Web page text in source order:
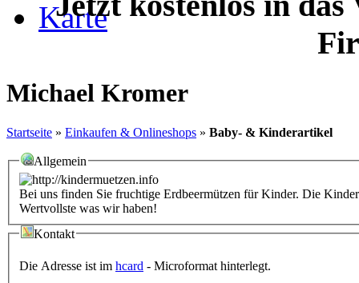
Karte
Michael Kromer
Startseite » Einkaufen & Onlineshops » Baby- & Kinderartikel
Allgemein
Bei uns finden Sie fruchtige Erdbeermützen für Kinder. Die
Wertvollste was wir haben!
Kontakt
Die Adresse ist im hcard - Microformat hinterlegt.